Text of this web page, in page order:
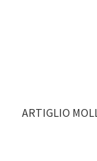
ARTIGLIO